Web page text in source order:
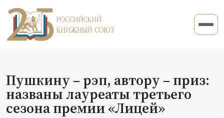
Пушкину – рэп, автору – приз:
названы лауреаты третьего
сезона премии «Лицей»